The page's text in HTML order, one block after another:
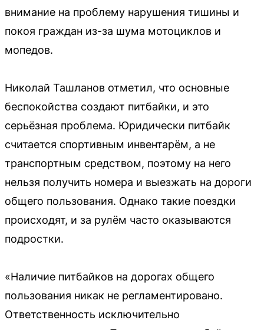
внимание на проблему нарушения тишины и
покоя граждан из-за шума мотоциклов и
мопедов.
Николай Ташланов отметил, что основные
беспокойства создают питбайки, и это
серьёзная проблема. Юридически питбайк
считается спортивным инвентарём, а не
транспортным средством, поэтому на него
нельзя получить номера и выезжать на дороги
общего пользования. Однако такие поездки
происходят, и за рулём часто оказываются
подростки.
«Наличие питбайков на дорогах общего
пользования никак не регламентировано.
Ответственность исключительно